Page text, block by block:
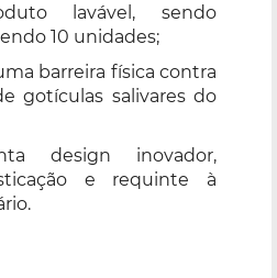
lavável, sendo
10 unidades;
barreira física contra
gotículas salivares do
design inovador,
e requinte à